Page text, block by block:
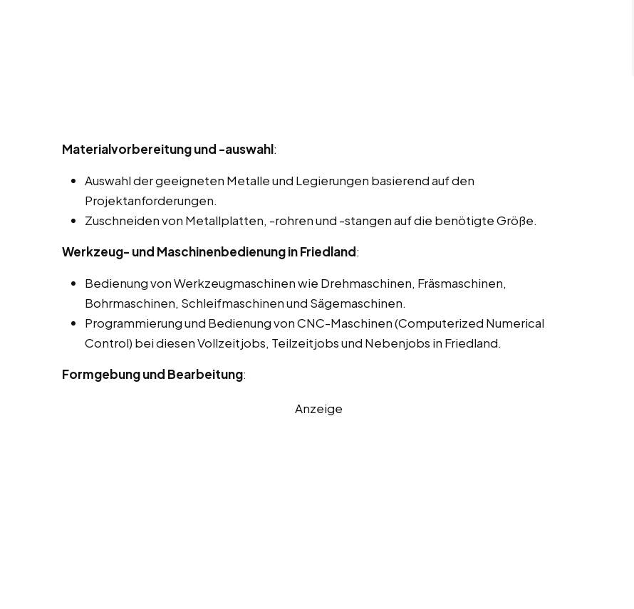
Materialvorbereitung und -auswahl:
Auswahl der geeigneten Metalle und Legierungen basierend auf den
Projektanforderungen.
Zuschneiden von Metallplatten, -rohren und -stangen auf die benötigte Größe.
Werkzeug- und Maschinenbedienung in Friedland:
Bedienung von Werkzeugmaschinen wie Drehmaschinen, Fräsmaschinen,
Bohrmaschinen, Schleifmaschinen und Sägemaschinen.
Programmierung und Bedienung von CNC-Maschinen (Computerized Numerical
Control) bei diesen Vollzeitjobs, Teilzeitjobs und Nebenjobs in Friedland.
Formgebung und Bearbeitung:
Anzeige